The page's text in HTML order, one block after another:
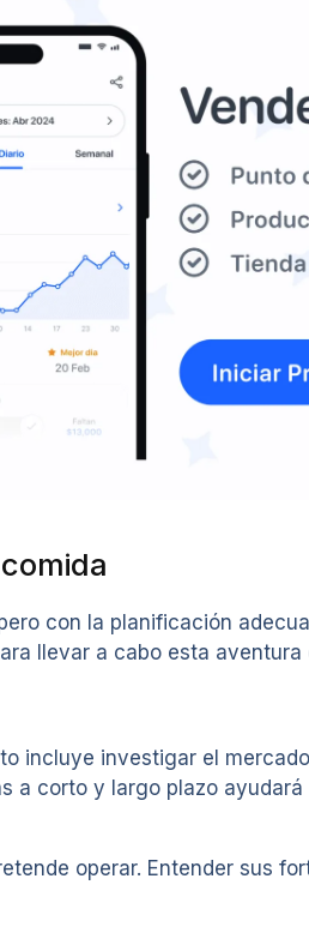
con la planificación
llevar a cabo esta aventura
incluye investigar el
a corto y largo plazo
operar. Entender sus